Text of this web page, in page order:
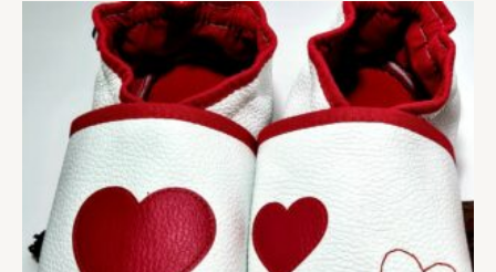
Plage
de
prix :
35,00 €
à
42,00 €